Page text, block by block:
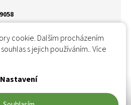
cookie. Dalším procházením
s jejich používáním.. Více
Nastavení